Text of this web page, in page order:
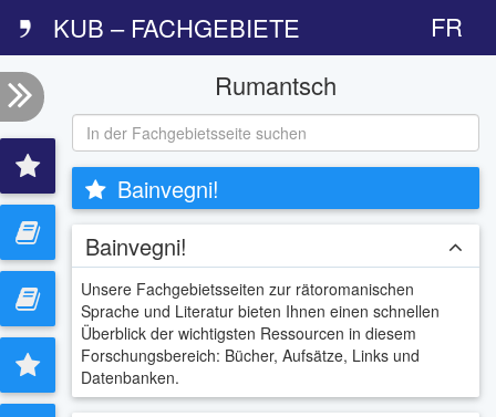
KUB – FACHGEBIETE
FR
Rumantsch
Bainvegni!
Bainvegni!
Unsere Fachgebietsseiten zur rätoromanischen
Sprache und Literatur bieten Ihnen einen schnellen
Überblick der wichtigsten Ressourcen in diesem
Forschungsbereich: Bücher, Aufsätze, Links und
Datenbanken.